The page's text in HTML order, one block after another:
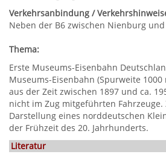
Verkehrsanbindung /
Neben der B6 zwischen Nienburg
Thema:
Erste Museums-Eisenbahn
Museums-Eisenbahn (Spurweite
aus der Zeit zwischen 1897 und ca.
nicht im Zug mitgeführten Fahrzeuge.
Darstellung eines norddeutschen
der Frühzeit des 20. Jahrhunderts.
Literatur